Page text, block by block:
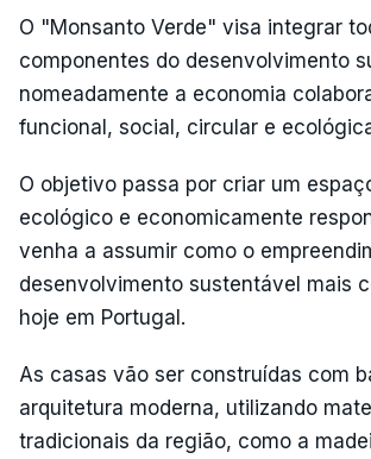
O "Monsanto Verde" visa integrar
componentes do desenvolvimento
nomeadamente a economia
funcional, social, circular e
O objetivo passa por criar um
ecológico e economicamente
venha a assumir como o
desenvolvimento sustentável mais
hoje em Portugal.
As casas vão ser construídas com
arquitetura moderna, utilizando
tradicionais da região, como a